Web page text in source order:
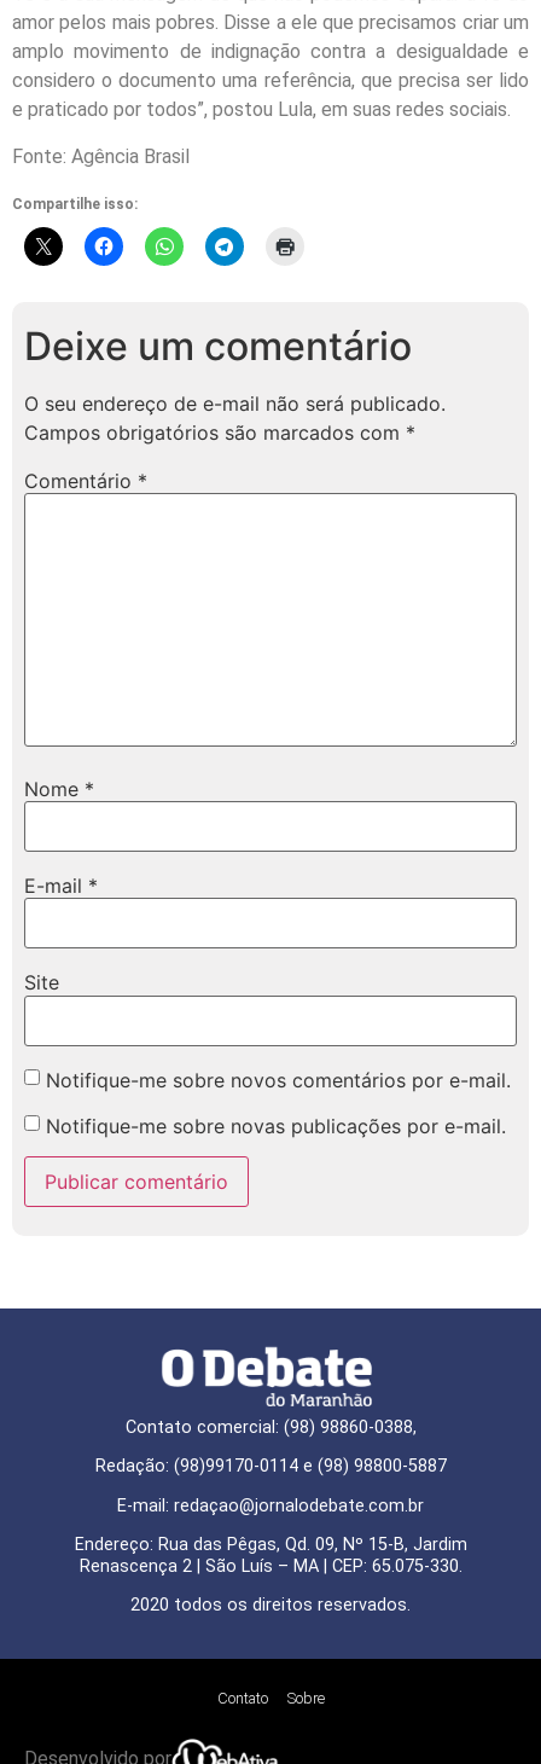
amor pelos mais pobres. Disse a ele que precisamos criar um
amplo movimento de indignação contra a desigualdade e
considero o documento uma referência, que precisa ser lido
e praticado por todos”, postou Lula, em suas redes sociais.
Fonte: Agência Brasil
Compartilhe isso:
Deixe um comentário
O seu endereço de e-mail não será publicado.
Campos obrigatórios são marcados com *
Comentário *
Nome *
E-mail *
Site
Notifique-me sobre novos comentários por e-mail.
Notifique-me sobre novas publicações por e-mail.
Contato comercial: (98) 98860-0388,
Redação: (98)99170-0114 e (98) 98800-5887
E-mail: redaçao@jornalodebate.com.br
Endereço: Rua das Pêgas, Qd. 09, Nº 15-B, Jardim
Renascença 2 | São Luís – MA | CEP: 65.075-330.
2020 todos os direitos reservados.
Contato Sobre
Desenvolvido por